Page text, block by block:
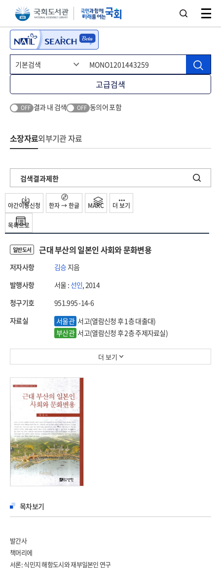
본문 바로가기주메뉴 바로가기
고급검색
OFF 결과 내 검색 OFF 동의어 포함
소장자료외부기관 자료
검색결과제한
목록으로
야간이용신청 한자 → 한글 MARC 더 보기
일반도서 근대 부산의 일본인 사회와 문화변용
저자사항 김승 지음
발행사항
서울 : 선인, 2014
청구기호
951.995 -14-6
자료실
서울관 서고(열람신청 후 1층 대출대)
부산관 서고(열람신청 후 2층 주제자료실)
더 보기
목차보기
발간사
책머리에
서론: 식민지 해항도시와 재부일본인 연구